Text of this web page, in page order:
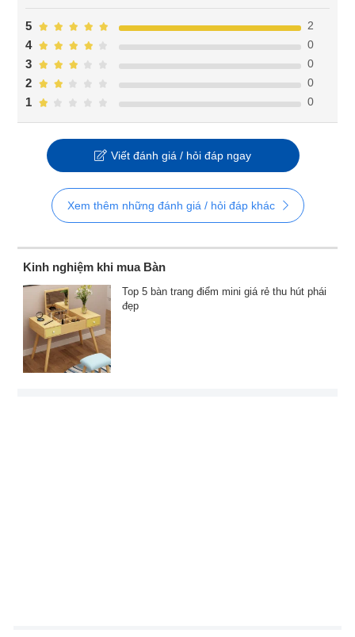
1 0
2 0
3 0
4 0
5 2
Viết đánh giá / hỏi đáp ngay
Xem thêm những đánh giá / hỏi đáp khác
Kinh nghiệm khi mua Bàn
Top 5 bàn trang điểm mini giá rẻ thu hút phái
đẹp